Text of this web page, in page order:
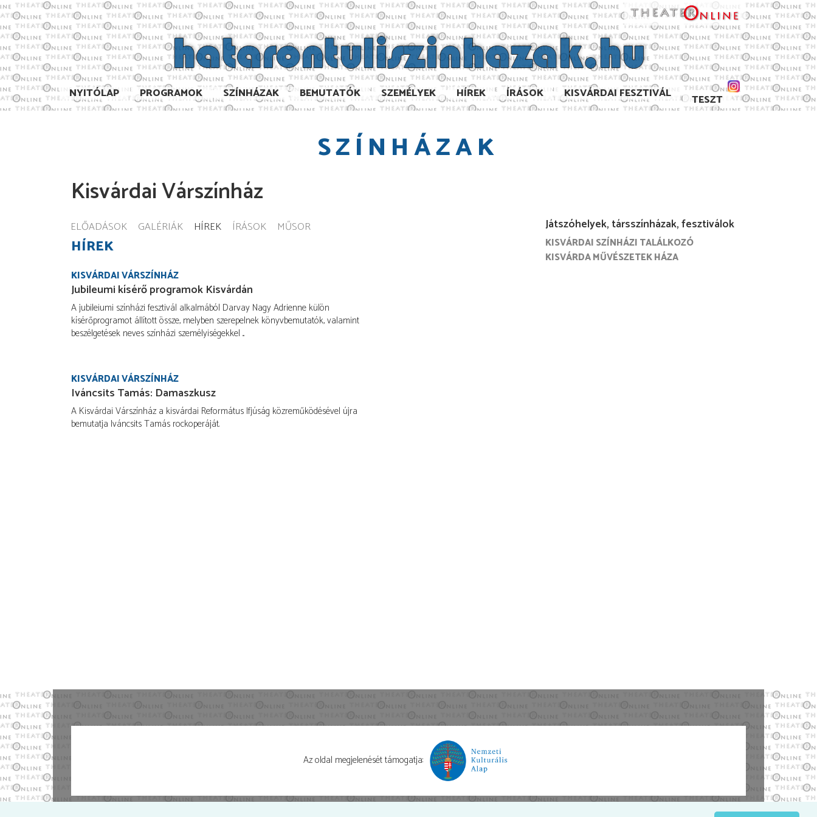
NYITÓLAP PROGRAMOK SZÍNHÁZAK BEMUTATÓK SZEMÉLYEK HÍREK ÍRÁSOK KISVÁRDAI FESZTIVÁL TESZT
SZÍNHÁZAK
Kisvárdai Várszínház
ELŐADÁSOK GALÉRIÁK HÍREK ÍRÁSOK MŰSOR
HÍREK
KISVÁRDAI VÁRSZÍNHÁZ
Jubileumi kísérő programok Kisvárdán
A jubileiumi színházi fesztivál alkalmából Darvay Nagy Adrienne külön
kísérőprogramot állított össze, melyben szerepelnek könyvbemutatók, valamint
beszélgetések neves színházi személyiségekkel ...
KISVÁRDAI VÁRSZÍNHÁZ
Iváncsits Tamás: Damaszkusz
A Kisvárdai Várszínház a kisvárdai Református Ifjúság közreműködésével újra
bemutatja Iváncsits Tamás rockoperáját.
Játszóhelyek, társszínházak, fesztiválok
KISVÁRDAI SZÍNHÁZI TALÁLKOZÓ
KISVÁRDA MŰVÉSZETEK HÁZA
Az oldal megjelenését támogatja: